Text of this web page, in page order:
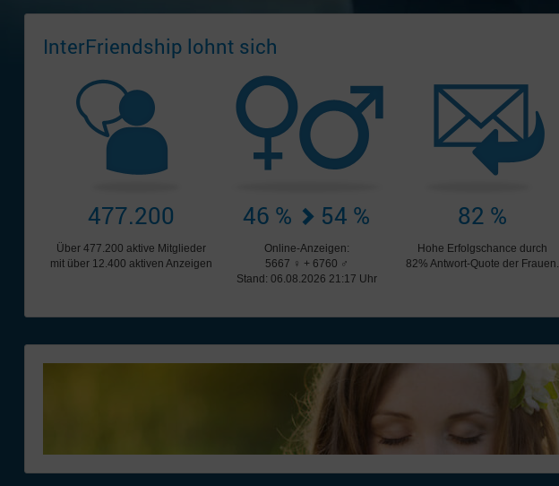
InterFriendship lohnt sich
477.200
Über 477.200 aktive Mitglieder
mit über 12.400 aktiven Anzeigen
46 % 54 %
Online-Anzeigen:
5667 ♀ + 6760 ♂
Stand: 06.08.2026 21:17 Uhr
82 %
Hohe Erfolgschance durch
82% Antwort-Quote der Frauen.